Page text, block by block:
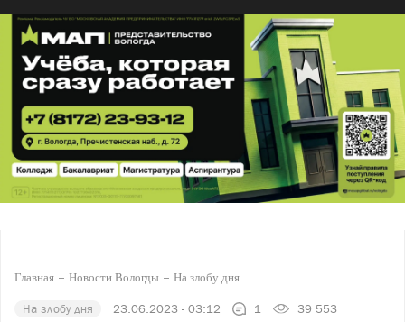
Главная Новости Вологды На злобу дня
На злобу дня 23.06.2023 - 03:12 1 39 553